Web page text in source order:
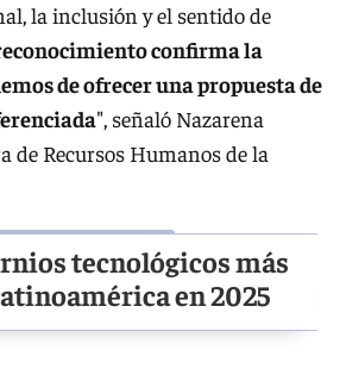
la inclusión y el sentido de
confirma la
de ofrecer una propuesta de
", señaló Nazarena
de Recursos Humanos de la
tecnológicos más
en 2025